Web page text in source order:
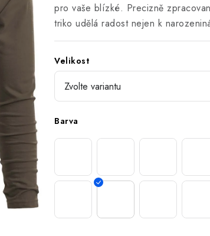
pro vaše blízké. Precizně
triko udělá radost nejen k
Velikost
Barva